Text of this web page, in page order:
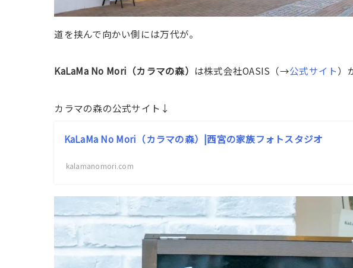
道を挟んで向かい側には万代が。
KaLaMa No Mori（カラマの森） は株式会社OASIS（→公式サイト）
カラマの森の公式サイト↓
KaLaMa No Mori（カラマの森）|西宮の家族フォトスタジオ
kalamanomori.com